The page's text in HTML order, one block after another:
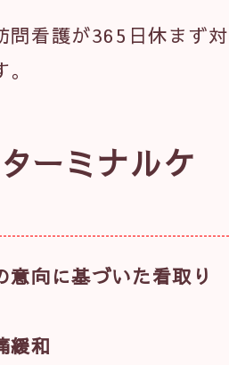
問看護が365日休まず対
ーミナルケ
意向に基づいた看取り
緩和